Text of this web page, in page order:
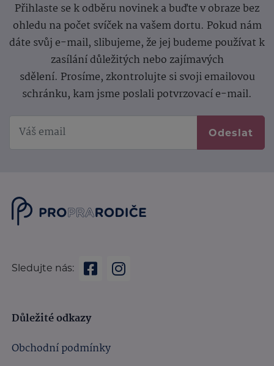
Přihlaste se k odběru novinek a buďte v obraze bez
ohledu na počet svíček na vašem dortu. Pokud nám
dáte svůj e-mail, slibujeme, že jej budeme používat k
zasílání důležitých nebo zajímavých
sdělení. Prosíme, zkontrolujte si svoji emailovou
schránku, kam jsme poslali potvrzovací e-mail.
Odeslat
Sledujte nás:
Důležité odkazy
Obchodní podmínky